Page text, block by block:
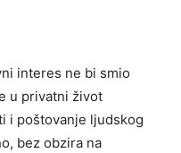
interes ne bi smio
u privatni život
i poštovanje ljudskog
bez obzira na